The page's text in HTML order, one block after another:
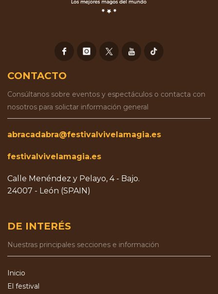
CONTACTO
Consúltanos sobre eventos y espectáculos o contacta con
nosotros para solictar información general
abracadabra@festivalvivelamagia.es
festivalvivelamagia.es
Calle Menéndez y Pelayo, 4 - Bajo.
24007 - León (SPAIN)
DE INTERÉS
Nuestras principales secciones e información
Inicio
El festival